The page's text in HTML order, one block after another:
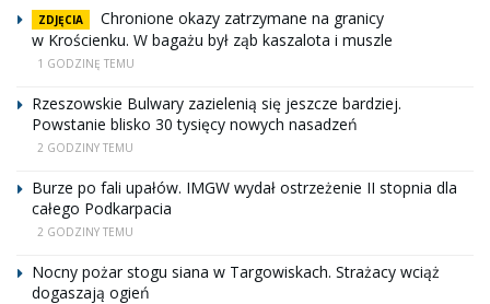
ZDJĘCIA
Chronione okazy zatrzymane na granicy
w Krościenku. W bagażu był ząb kaszalota i muszle
1 GODZINĘ TEMU
Rzeszowskie Bulwary zazielenią się jeszcze bardziej.
Powstanie blisko 30 tysięcy nowych nasadzeń
2 GODZINY TEMU
Burze po fali upałów. IMGW wydał ostrzeżenie II stopnia dla
całego Podkarpacia
2 GODZINY TEMU
Nocny pożar stogu siana w Targowiskach. Strażacy wciąż
dogaszają ogień